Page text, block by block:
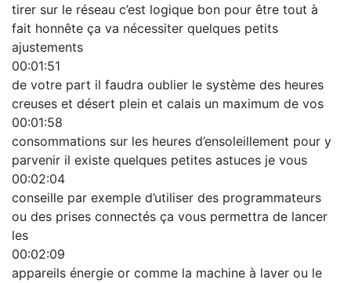
tirer sur le réseau c’est logique bon pour être tout à
fait honnête ça va nécessiter quelques petits
ajustements
00:01:51
de votre part il faudra oublier le système des heures
creuses et désert plein et calais un maximum de vos
00:01:58
consommations sur les heures d’ensoleillement pour y
parvenir il existe quelques petites astuces je vous
00:02:04
conseille par exemple d’utiliser des programmateurs
ou des prises connectés ça vous permettra de lancer
les
00:02:09
appareils énergie or comme la machine à laver ou le